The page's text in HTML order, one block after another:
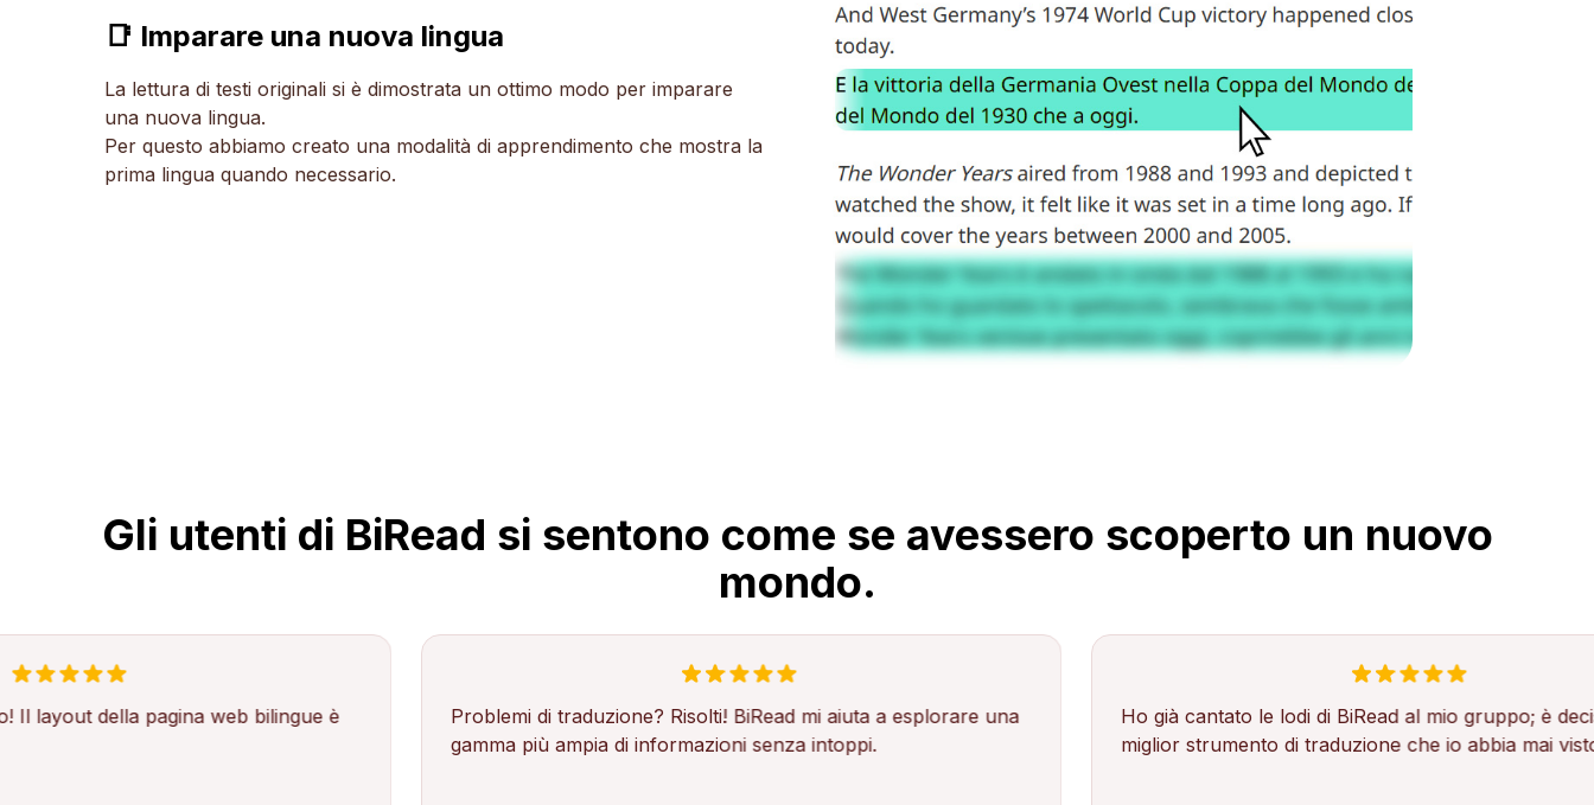
📑 Imparare una nuova lingua
La lettura di testi originali si è dimostrata un ottimo modo per imparare
una nuova lingua.
Per questo abbiamo creato una modalità di apprendimento che mostra la
prima lingua quando necessario.
Gli utenti di BiRead si sentono come se avessero scoperto un nuovo
mondo.
pagina web bilingue è
Problemi di traduzione? Risolti! BiRead mi aiuta a esplorare una
gamma più ampia di informazioni senza intoppi.
Ho già cantato le lodi di BiRead al mio gruppo; è decisamente
miglior strumento di traduzione che io abbia mai visto!